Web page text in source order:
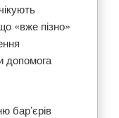
«вже пізно»
допомога
бар’єрів